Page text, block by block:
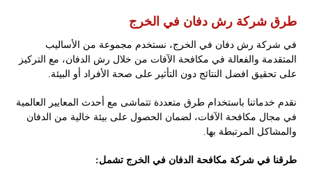
طرق شركة رش دفان في الخرج
في شركة رش دفان في الخرج، نستخدم مجموعة من الأساليب
المتقدمة والفعالة في مكافحة الآفات من خلال رش الدفان، مع التركيز
على تحقيق افضل النتائج دون التأثير على صحة الأفراد أو البيئة.
نقدم خدماتنا باستخدام طرق متعددة تتماشى مع أحدث المعايير العالمية
في مجال مكافحة الآفات، لضمان الحصول على بيئة خالية من الدفان
والمشاكل المرتبطة بها.
طرقنا في شركة مكافحة الدفان في الخرج تشمل: